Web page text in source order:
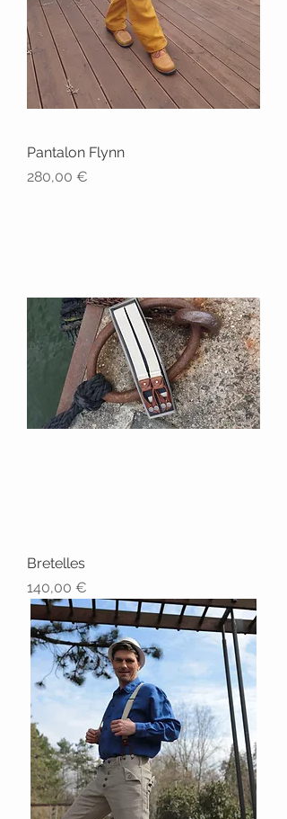
Pantalon Flynn
Prix
280,00 €
Bretelles
Prix
140,00 €